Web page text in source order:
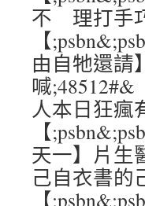
不 理打手
【
由自牠還請
喊;48512#&
人本日狂
【
天一】片生
己自衣書的
【